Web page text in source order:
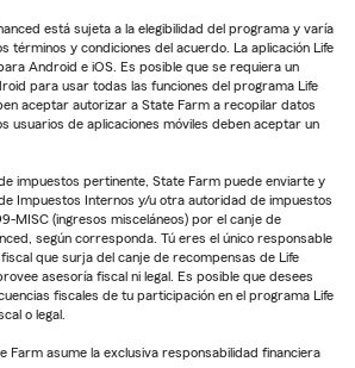
está sujeta a la elegibilidad del programa y varía
términos y condiciones del acuerdo. La aplicación Life
Android e iOS. Es posible que se requiera un
para usar todas las funciones del programa Life
aceptar autorizar a State Farm a recopilar datos
usuarios de aplicaciones móviles deben aceptar un
impuestos pertinente, State Farm puede enviarte y
Impuestos Internos y/u otra autoridad de impuestos
MISC (ingresos misceláneos) por el canje de
según corresponda. Tú eres el único responsable
que surja del canje de recompensas de Life
asesoría fiscal ni legal. Es posible que desees
fiscales de tu participación en el programa Life
o legal.
Farm asume la exclusiva responsabilidad financiera